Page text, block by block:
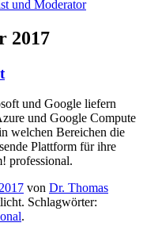
2017
und Google liefern
und Google Compute
welchen Bereichen die
Plattform für ihre
professional.
von Dr. Thomas
Schlagwörter:
.